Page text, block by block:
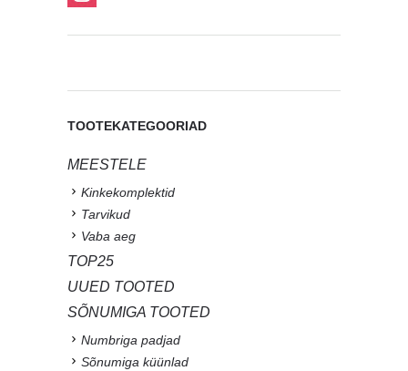
TOOTEKATEGOORIAD
MEESTELE
Kinkekomplektid
Tarvikud
Vaba aeg
TOP25
UUED TOOTED
SÕNUMIGA TOOTED
Numbriga padjad
Sõnumiga küünlad